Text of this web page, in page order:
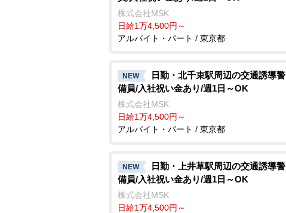
株式会社MSK
日給1万4,500円～
アルバイト・パート / 東京都
NEW
日勤・北千束駅周辺の交通誘導警
備員/入社祝い金あり/週1日～OK
株式会社MSK
日給1万4,500円～
アルバイト・パート / 東京都
NEW
日勤・上井草駅周辺の交通誘導警
備員/入社祝い金あり/週1日～OK
株式会社MSK
日給1万4,500円～